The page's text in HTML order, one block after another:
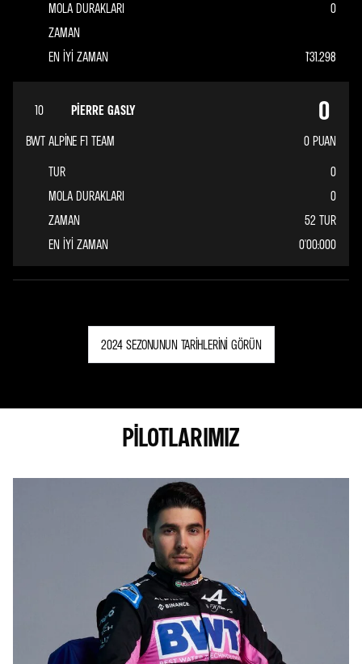
0
1'31.298
MOLA DURAKLARI
ZAMAN
EN IYI ZAMAN
0
10
PIERRE GASLY
BWT ALPINE F1 TEAM
0
52 TUR
0
0'00:000
0 PUAN
TUR
MOLA DURAKLARI
ZAMAN
EN IYI ZAMAN
2024 SEZONUNUN TARIHLERINI GÖRÜN
PILOTLARIMIZ